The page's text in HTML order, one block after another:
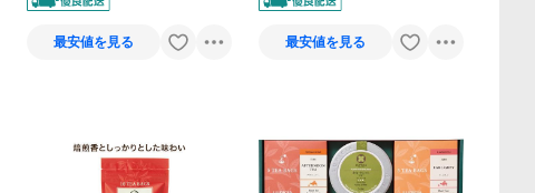
最安値を見る 最安値を見る